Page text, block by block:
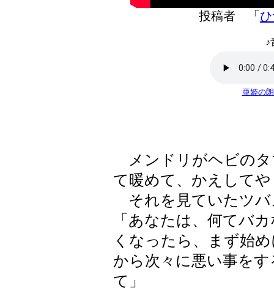
投稿者 「
♪
亜姫の
メンドリがヘビのタ
て暖めて、かえして
それを見ていたツバ
「あなたは、何てバ
くなったら、まず始
から次々に悪い事を
て」